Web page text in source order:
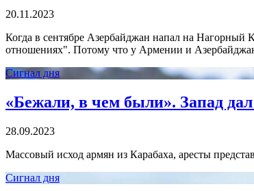
20.11.2023
Когда в сентябре Азербайджан напал на
отношениях". Потому что у Армении и
Сигнал дня
«Бежали, в чем были». Запад
28.09.2023
Массовый исход армян из Карабаха, аресты
Сигнал дня